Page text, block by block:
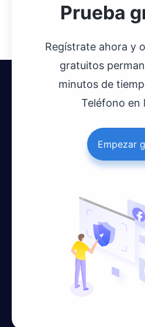
Prueba
Regístrate ahora y
gratuitos
minutos de
Teléfono en
Empezar